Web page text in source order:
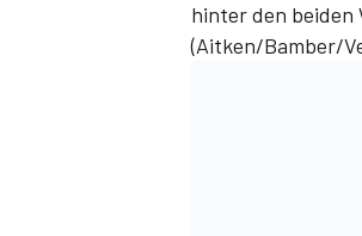
hinter den beiden
(Aitken/Bamber/